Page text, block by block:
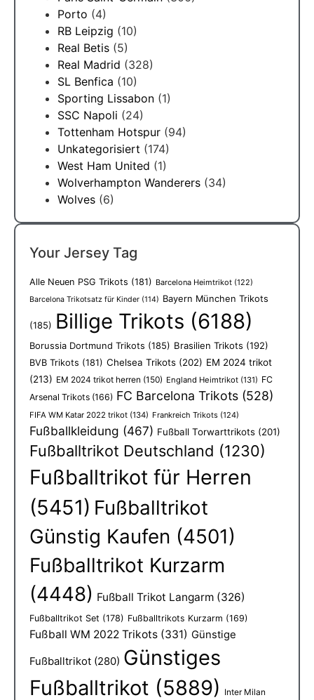
Porto (4)
RB Leipzig (10)
Real Betis (5)
Real Madrid (328)
SL Benfica (10)
Sporting Lissabon (1)
SSC Napoli (24)
Tottenham Hotspur (94)
Unkategorisiert (174)
West Ham United (1)
Wolverhampton Wanderers (34)
Wolves (6)
Your Jersey Tag
Alle Neuen PSG Trikots (181) Barcelona Heimtrikot (122)
Barcelona Trikotsatz für Kinder (114) Bayern München Trikots
(185) Billige Trikots (6188)
Borussia Dortmund Trikots (185) Brasilien Trikots (192)
BVB Trikots (181) Chelsea Trikots (202) EM 2024 trikot
(213) EM 2024 trikot herren (150) England Heimtrikot (131) FC
Arsenal Trikots (166) FC Barcelona Trikots (528)
FIFA WM Katar 2022 trikot (134) Frankreich Trikots (124)
Fußballkleidung (467) Fußball Torwarttrikots (201)
Fußballtrikot Deutschland (1230)
Fußballtrikot für Herren
(5451) Fußballtrikot
Günstig Kaufen (4501)
Fußballtrikot Kurzarm
(4448) Fußball Trikot Langarm (326)
Fußballtrikot Set (178) Fußballtrikots Kurzarm (169)
Fußball WM 2022 Trikots (331) Günstige
Fußballtrikot (280) Günstiges
Fußballtrikot (5889) Inter Milan